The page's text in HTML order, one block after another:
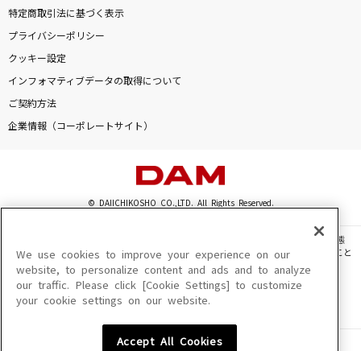
特定商取引法に基づく表示
プライバシーポリシー
クッキー設定
インフォマティブデータの取得について
ご契約方法
企業情報（コーポレートサイト）
© DAIICHIKOSHO CO.,LTD. All Rights Reserved.
このサイトに掲載されている一切の文章・画像・写真・動画・音声等を、手段や形態
を問わず、著作権法の定める範囲を超えて無断で複製、転載、ファイル化などすること
を禁じます。
楽曲及びコンテンツは、機種によりご利用いただけない場合があります。
楽曲及びコンテンツの配信日、配信内容が変更になる場合があります。
We use cookies to improve your experience on our
website, to personalize content and ads and to analyze
our traffic. Please click [Cookie Settings] to customize
your cookie settings on our website.
Accept All Cookies